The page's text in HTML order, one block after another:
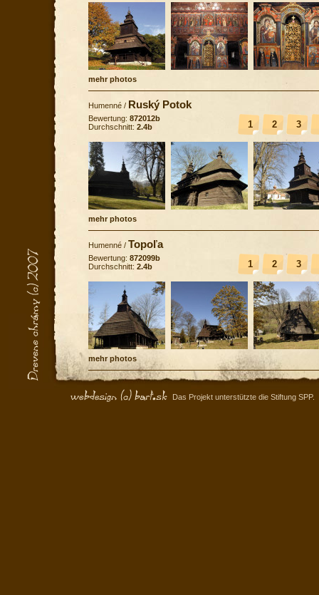
mehr photos
Humenné / Ruský Potok
1 2 3
Bewertung: 872012b
Durchschnitt: 2.4b
mehr photos
Humenné / Topoľa
1 2 3
Bewertung: 872099b
Durchschnitt: 2.4b
mehr photos
Das Projekt unterstützte die Stiftung SPP.